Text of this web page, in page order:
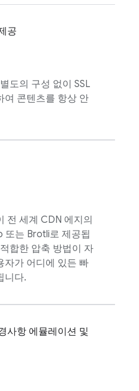
공
도의 구성 없이 SSL
여 콘텐츠를 항상 안
전 세계 CDN 에지의
또는 Brotli로 제공됩
합한 압축 방법이 자
자가 어디에 있든 빠
니다.
사항 에뮬레이션 및